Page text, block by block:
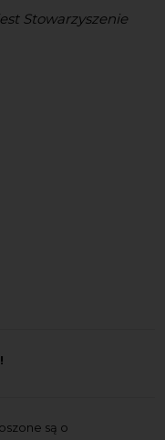
Stowarzyszenie
!
są o